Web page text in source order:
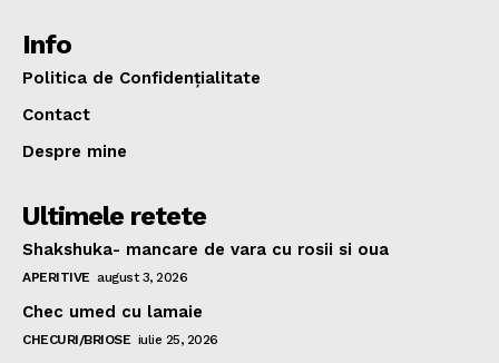
Info
Politica de Confidențialitate
Contact
Despre mine
Ultimele retete
Shakshuka- mancare de vara cu rosii si oua
APERITIVE august 3, 2026
Chec umed cu lamaie
CHECURI/BRIOSE iulie 25, 2026